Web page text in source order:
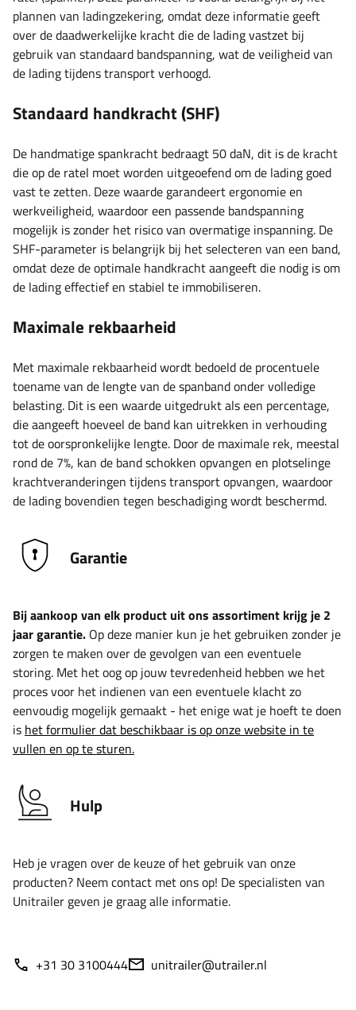
plannen van ladingzekering, omdat deze informatie geeft
over de daadwerkelijke kracht die de lading vastzet bij
gebruik van standaard bandspanning, wat de veiligheid van
de lading tijdens transport verhoogd.
Standaard handkracht (SHF)
De handmatige spankracht bedraagt ​​50 daN, dit is de kracht
die op de ratel moet worden uitgeoefend om de lading goed
vast te zetten. Deze waarde garandeert ergonomie en
werkveiligheid, waardoor een passende bandspanning
mogelijk is zonder het risico van overmatige inspanning. De
SHF-parameter is belangrijk bij het selecteren van een band,
omdat deze de optimale handkracht aangeeft die nodig is om
de lading effectief en stabiel te immobiliseren.
Maximale rekbaarheid
Met maximale rekbaarheid wordt bedoeld de procentuele
toename van de lengte van de spanband onder volledige
belasting. Dit is een waarde uitgedrukt als een percentage,
die aangeeft hoeveel de band kan uitrekken in verhouding
tot de oorspronkelijke lengte. Door de maximale rek, meestal
rond de 7%, kan de band schokken opvangen en plotselinge
krachtveranderingen tijdens transport opvangen, waardoor
de lading bovendien tegen beschadiging wordt beschermd.
Garantie
Bij aankoop van elk product uit ons assortiment krijg je 2
jaar garantie. Op deze manier kun je het gebruiken zonder je
zorgen te maken over de gevolgen van een eventuele
storing. Met het oog op jouw tevredenheid hebben we het
proces voor het indienen van een eventuele klacht zo
eenvoudig mogelijk gemaakt - het enige wat je hoeft te doen
is het formulier dat beschikbaar is op onze website in te
vullen en op te sturen.
Hulp
Heb je vragen over de keuze of het gebruik van onze
producten? Neem contact met ons op! De specialisten van
Unitrailer geven je graag alle informatie.
+31 30 3100444 unitrailer@utrailer.nl